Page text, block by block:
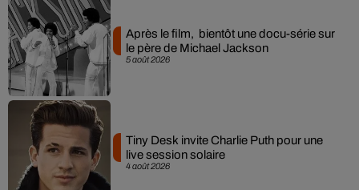
5 août 2026
Après le film, bientôt une docu-série sur
le père de Michael Jackson
4 août 2026
Tiny Desk invite Charlie Puth pour une
live session solaire